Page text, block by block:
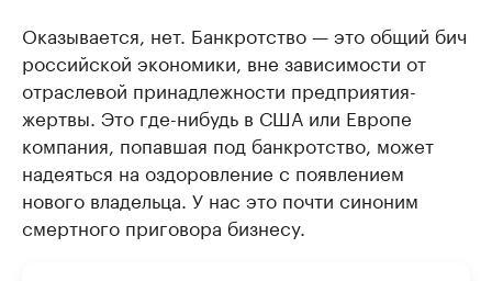
Оказывается, нет. Банкротство — это общий бич
российской экономики, вне зависимости от
отраслевой принадлежности предприятия-
жертвы. Это где-нибудь в США или Европе
компания, попавшая под банкротство, может
надеяться на оздоровление с появлением
нового владельца. У нас это почти синоним
смертного приговора бизнесу.